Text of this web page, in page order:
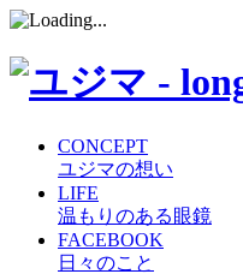
CONCEPT
ユジマの想い
LIFE
温もりのある眼鏡
FACEBOOK
日々のこと